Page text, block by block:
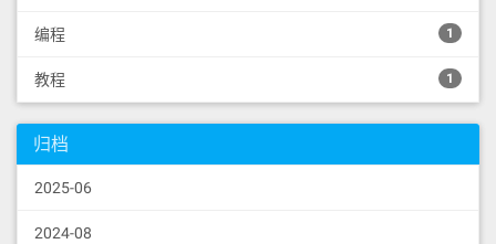
编程 1
教程 1
归档
2025-06
2024-08